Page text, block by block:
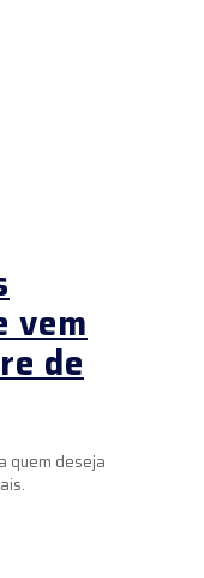
vem
de
quem deseja